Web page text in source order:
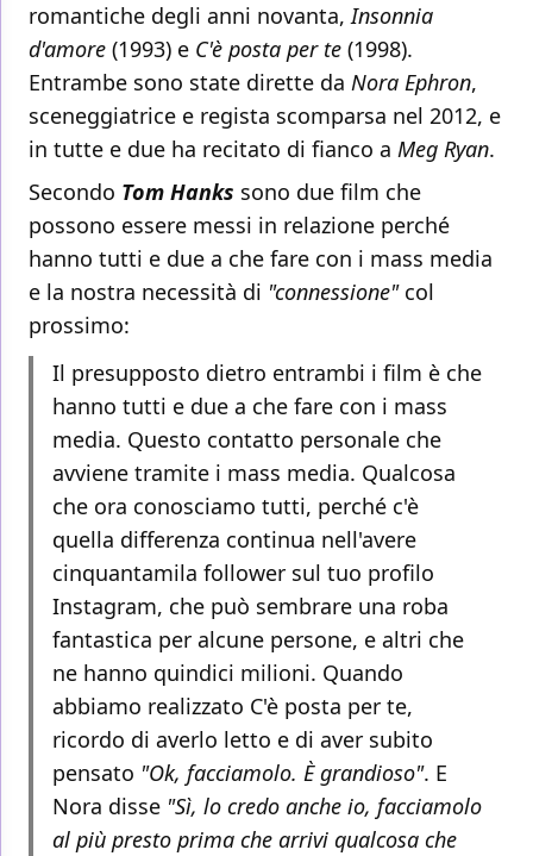
romantiche degli anni novanta,Insonnia
d'amore (1993) e C'è posta per te (1998).
Entrambe sono state dirette da Nora Ephron,
sceneggiatrice e regista scomparsa nel 2012, e
in tutte e due ha recitato di fianco a Meg Ryan.
Secondo Tom Hanks sono due film che
possono essere messi in relazione perché
hanno tutti e due a che fare con i mass media
e la nostra necessità di "connessione"col
prossimo:
Il presupposto dietro entrambi i film è che
hanno tutti e due a che fare con i mass
media. Questo contatto personale che
avviene tramite i mass media. Qualcosa
che ora conosciamo tutti, perché c'è
quella differenza continua nell'avere
cinquantamila follower sul tuo profilo
Instagram, che può sembrare una roba
fantastica per alcune persone, e altri che
ne hanno quindici milioni. Quando
abbiamo realizzato C'è posta per te,
ricordo di averlo letto e di aver subito
pensato "Ok, facciamolo. È grandioso". E
Nora disse "Sì, lo credo anche io, facciamolo
al più presto prima che arrivi qualcosa che